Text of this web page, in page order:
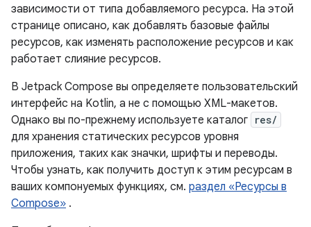
зависимости от типа добавляемого ресурса. На этой
странице описано, как добавлять базовые файлы
ресурсов, как изменять расположение ресурсов и как
работает слияние ресурсов.
В Jetpack Compose вы определяете пользовательский
интерфейс на Kotlin, а не с помощью XML-макетов.
Однако вы по-прежнему используете каталог res/
для хранения статических ресурсов уровня
приложения, таких как значки, шрифты и переводы.
Чтобы узнать, как получить доступ к этим ресурсам в
ваших компонуемых функциях, см. раздел «Ресурсы в
Compose» .